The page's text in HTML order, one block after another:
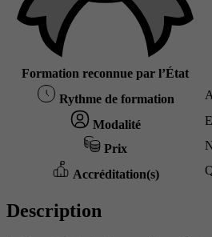
Formation reconnue par l’État
Rythme de formation
Modalité
Prix
Accréditation(s)
Description